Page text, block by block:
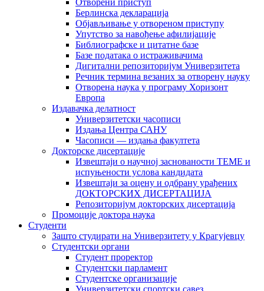
Отворени приступ
Берлинска декларација
Објављивање у отвореном приступу
Упутство за навођење афилијације
Библиографске и цитатне базе
Базе података о истраживачима
Дигитални репозиторијум Универзитета
Рeчник термина везаних за отворену науку
Отворена наука у програму Хоризонт
Европа
Издавачка делатност
Универзитетски часописи
Издања Центра САНУ
Часописи — издања факултета
Докторске дисертације
Извештаји о научној заснованости ТЕМЕ и
испуњености услова кандидата
Извештаји за оцену и одбрану урађених
ДОКТОРСКИХ ДИСЕРТАЦИЈА
Репозиторијум докторских дисертација
Промоције доктора наука
Студенти
Зашто студирати на Универзитету у Крагујевцу
Студентски органи
Студент проректор
Студентски парламент
Студентске организације
Универзитетски спортски савез